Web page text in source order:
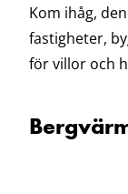
Kom ihåg,
fastigheter,
för villor och